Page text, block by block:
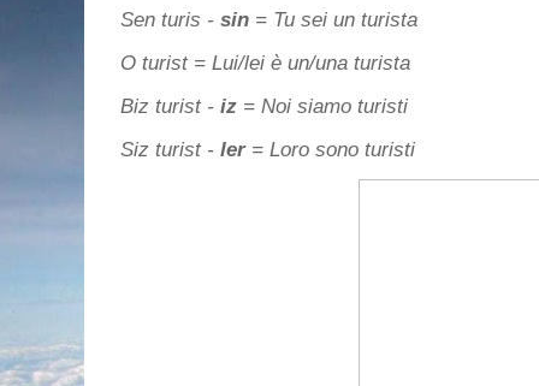
Sen turis - sin = Tu sei un turista
O turist = Lui/lei è un/una turista
Biz turist - iz = Noi siamo turisti
Siz turist - ler = Loro sono turisti